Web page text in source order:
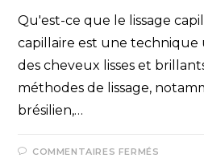
Qu'est-ce que le lissage
capillaire est une
des cheveux lisses et
méthodes de lissage,
brésilien,…
COMMENTAIRES FERMÉS